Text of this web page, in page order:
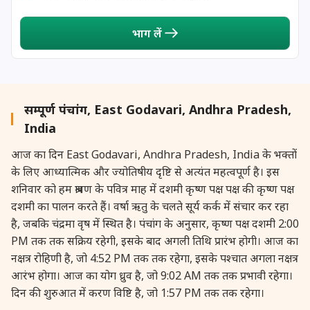
27 August, 2026 Hayagriva Jayanti
28 August, 2026 Anvadhan
28 August, 2026 Chandra Grahan *Anshika
28 August, 2026 Gayatri Jayanti
भाग लें
सम्पूर्ण पंचांग, East Godavari, Andhra Pradesh,
India
आज का दिन East Godavari, Andhra Pradesh, India के भक्तों
के लिए आध्यात्मिक और ज्योतिषीय दृष्टि से अत्यंत महत्वपूर्ण है। इस
शनिवार को हम श्रावण के पवित्र माह में दशमी कृष्ण पक्ष पक्ष की कृष्ण पक्ष
दशमी का पालन करते हैं। वर्षा ऋतु के चलते सूर्य कर्क में संचार कर रहा
है, जबकि चंद्रमा वृष में स्थित है। पंचांग के अनुसार, कृष्ण पक्ष दशमी 2:00
PM तक तक सक्रिय रहेगी, इसके बाद अगली तिथि प्रारंभ होगी। आज का
नक्षत्र रोहिणी है, जो 4:52 PM तक तक रहेगा, इसके पश्चात अगला नक्षत्र
आरंभ होगा। आज का योग ध्रुव है, जो 9:02 AM तक तक प्रभावी रहेगा।
दिन की शुरुआत में करण विष्टि है, जो 1:57 PM तक तक रहेगा।